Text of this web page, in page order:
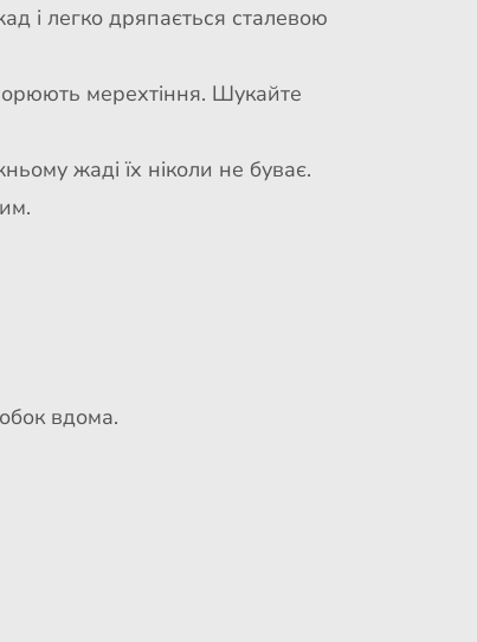
і легко дряпається сталевою
мерехтіння. Шукайте
жаді їх ніколи не буває.
вдома.